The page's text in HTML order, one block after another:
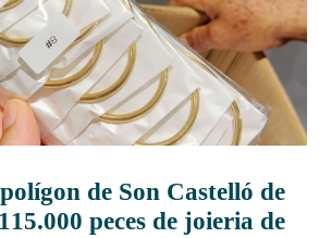
de Son Castelló de
peces de joieria de